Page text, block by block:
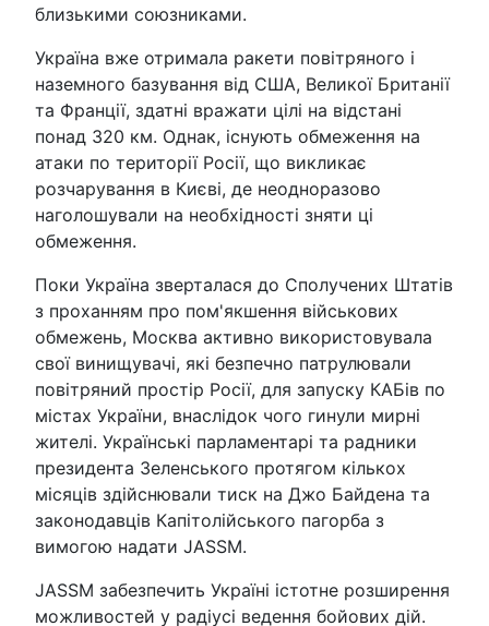
близькими союзниками.
Україна вже отримала ракети повітряного і
наземного базування від США, Великої Британії
та Франції, здатні вражати цілі на відстані
понад 320 км. Однак, існують обмеження на
атаки по території Росії, що викликає
розчарування в Києві, де неодноразово
наголошували на необхідності зняти ці
обмеження.
Поки Україна зверталася до Сполучених Штатів
з проханням про пом'якшення військових
обмежень, Москва активно використовувала
свої винищувачі, які безпечно патрулювали
повітряний простір Росії, для запуску КАБів по
містах України, внаслідок чого гинули мирні
жителі. Українські парламентарі та радники
президента Зеленського протягом кількох
місяців здійснювали тиск на Джо Байдена та
законодавців Капітолійського пагорба з
вимогою надати JASSM.
JASSM забезпечить Україні істотне розширення
можливостей у радіусі ведення бойових дій.